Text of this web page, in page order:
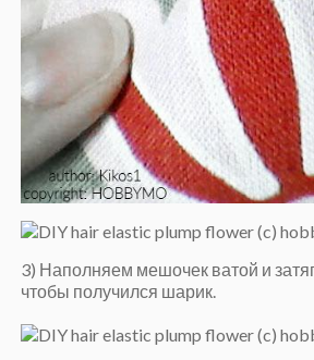
3) Наполняем мешочек ватой и
чтобы получился шарик.